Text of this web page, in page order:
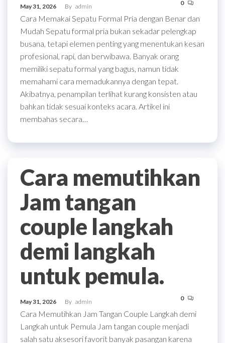
May 31, 2026 By admin 0
Cara Memakai Sepatu Formal Pria dengan Benar dan
Mudah Sepatu formal pria bukan sekadar pelengkap
busana, tetapi elemen penting yang menentukan kesan
profesional, rapi, dan berwibawa. Banyak orang
memiliki sepatu formal yang bagus, namun tidak
memahami cara memadukannya dengan tepat.
Akibatnya, penampilan terlihat kurang konsisten atau
bahkan tidak sesuai konteks acara. Artikel ini
membahas secara…
Cara memutihkan
Jam tangan
couple langkah
demi langkah
untuk pemula.
May 31, 2026 By admin 0
Cara Memutihkan Jam Tangan Couple Langkah demi
Langkah untuk Pemula Jam tangan couple menjadi
salah satu aksesori favorit banyak pasangan karena